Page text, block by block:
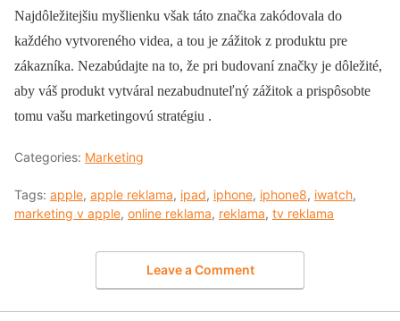
Najdôležitejšiu myšlienku však táto značka zakódovala do
každého vytvoreného videa, a tou je zážitok z produktu pre
zákazníka. Nezabúdajte na to, že pri budovaní značky je dôležité,
aby váš produkt vytváral nezabudnuteľný zážitok a prispôsobte
tomu vašu marketingovú stratégiu .
Categories: Marketing
Tags: apple, apple reklama, ipad, iphone, iphone8, iwatch,
marketing v apple, online reklama, reklama, tv reklama
Leave a Comment